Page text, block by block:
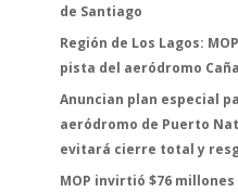
de Santiago
Región de Los Lagos:
pista del aeródromo
Anuncian plan especial
aeródromo de Puerto
evitará cierre total y
MOP invirtió $76